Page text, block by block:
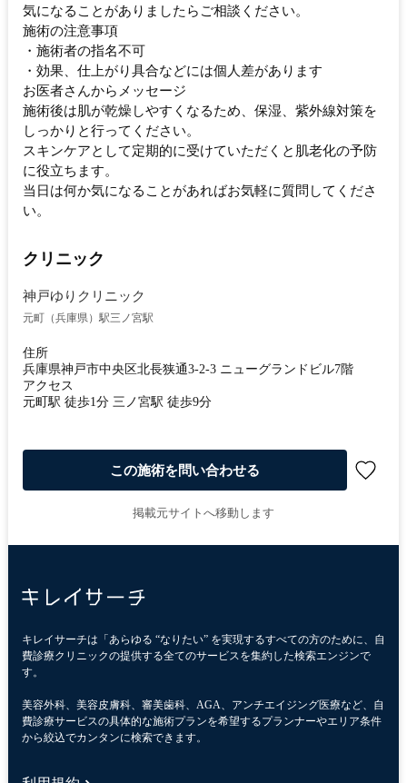
気になることがありましたらご相談ください。
施術の注意事項
・施術者の指名不可
・効果、仕上がり具合などには個人差があります
お医者さんからメッセージ
施術後は肌が乾燥しやすくなるため、保湿、紫外線対策を
しっかりと行ってください。
スキンケアとして定期的に受けていただくと肌老化の予防
に役立ちます。
当日は何か気になることがあればお気軽に質問してくださ
い。
クリニック
神戸ゆりクリニック
元町（兵庫県）駅三ノ宮駅
住所
兵庫県神戸市中央区北長狭通3-2-3 ニューグランドビル7階
アクセス
元町駅 徒歩1分 三ノ宮駅 徒歩9分
この施術を問い合わせる
掲載元サイトへ移動します
キレイサーチは「あらゆる “なりたい” を実現するすべての方のために、自
費診療クリニックの提供する全てのサービスを集約した検索エンジンで
す。
美容外科、美容皮膚科、審美歯科、AGA、アンチエイジング医療など、自
費診療サービスの具体的な施術プランを希望するプランナーやエリア条件
から絞込でカンタンに検索できます。